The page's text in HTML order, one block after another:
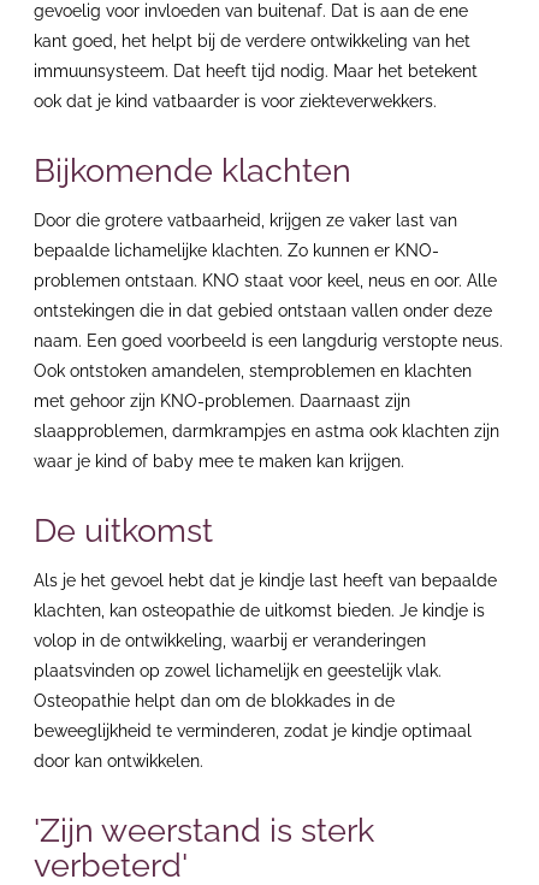
gevoelig voor invloeden van buitenaf. Dat is aan de ene
kant goed, het helpt bij de verdere ontwikkeling van het
immuunsysteem. Dat heeft tijd nodig. Maar het betekent
ook dat je kind vatbaarder is voor ziekteverwekkers.
Bijkomende klachten
Door die grotere vatbaarheid, krijgen ze vaker last van
bepaalde lichamelijke klachten. Zo kunnen er KNO-
problemen ontstaan. KNO staat voor keel, neus en oor. Alle
ontstekingen die in dat gebied ontstaan vallen onder deze
naam. Een goed voorbeeld is een langdurig verstopte neus.
Ook ontstoken amandelen, stemproblemen en klachten
met gehoor zijn KNO-problemen. Daarnaast zijn
slaapproblemen, darmkrampjes en astma ook klachten zijn
waar je kind of baby mee te maken kan krijgen.
De uitkomst
Als je het gevoel hebt dat je kindje last heeft van bepaalde
klachten, kan osteopathie de uitkomst bieden. Je kindje is
volop in de ontwikkeling, waarbij er veranderingen
plaatsvinden op zowel lichamelijk en geestelijk vlak.
Osteopathie helpt dan om de blokkades in de
beweeglijkheid te verminderen, zodat je kindje optimaal
door kan ontwikkelen.
'Zijn weerstand is sterk
verbeterd'